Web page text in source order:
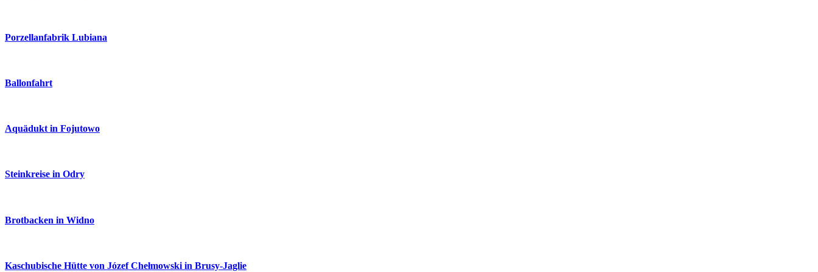
Porzellanfabrik Lubiana
Ballonfahrt
Aquädukt in Fojutowo
Steinkreise in Odry
Brotbacken in Widno
Kaschubische Hütte von Józef Chełmowski in Brusy-Jaglie